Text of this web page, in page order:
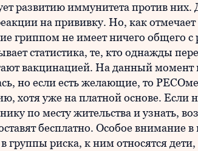
развитию иммунитета против
на прививку. Но, как
гриппом не имеет ничего общего
статистика, те, кто однажды
вакцинацией. На данный
но если есть желающие, то
хотя уже на платной основе. Если
по месту жительства и узнать,
бесплатно. Особое внимание
группы риска, к ним относятся